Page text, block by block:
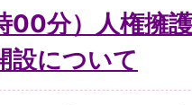
00分）人権擁
設について